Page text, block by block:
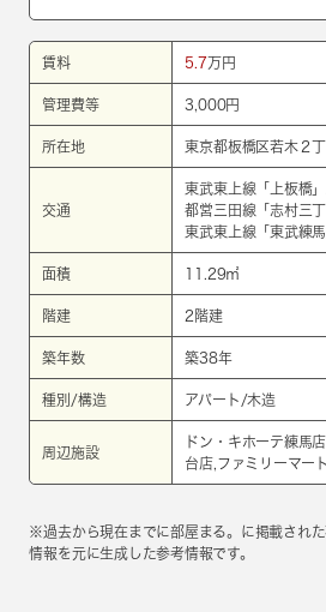
賃料 5.7 万円
管理費等 3,000円
所在地 東京都板橋区若木２
交通
東武東上線 「 上板橋
都営三田線 「 志村三丁
東武東上線 「 東武練馬
面積 11.29㎡
階建 2階建
築年数 築38年
種別/構造 アパート/木造
周辺施設
ドン・キホーテ練馬
台店,ファミリーマー
※過去から現在までに部屋まる。に掲載され
情報を元に生成した参考情報です。